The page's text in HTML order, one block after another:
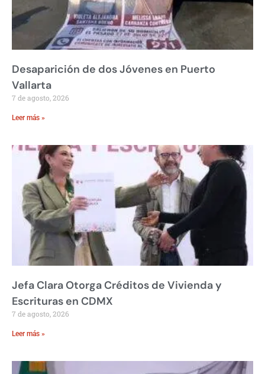
Desaparición de dos Jóvenes en Puerto
Vallarta
7 de agosto, 2026
Leer más »
Jefa Clara Otorga Créditos de Vivienda y
Escrituras en CDMX
7 de agosto, 2026
Leer más »